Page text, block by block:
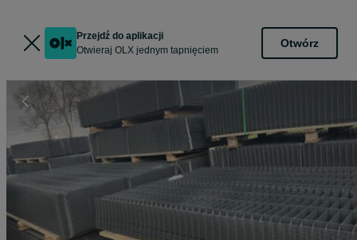
Przejdź do aplikacji
Otwieraj OLX jednym tapnięciem
Otwórz